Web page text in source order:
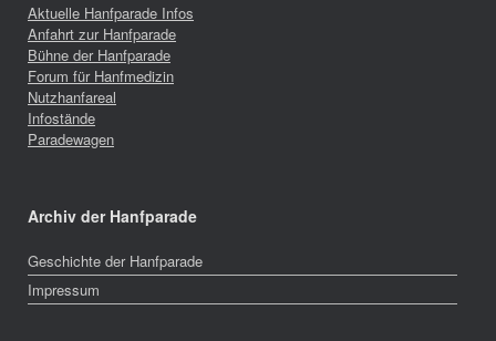
Aktuelle Hanfparade Infos
Anfahrt zur Hanfparade
Bühne der Hanfparade
Forum für Hanfmedizin
Nutzhanfareal
Infostände
Paradewagen
Archiv der Hanfparade
Geschichte der Hanfparade
Impressum